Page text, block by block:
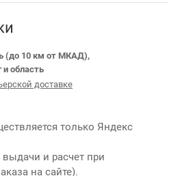
(до 10 км от МКАД),
область
доставке
только Яндекс
и расчет при
на сайте).